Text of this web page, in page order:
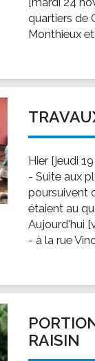
quartiers de
Monthieux
Hier [jeudi
- Suite aux
poursuivent
étaient au
Aujourd'hui
- à la rue
RAISIN